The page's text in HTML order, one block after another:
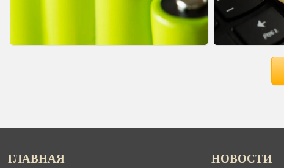
ГЛАВНАЯ НОВОСТИ